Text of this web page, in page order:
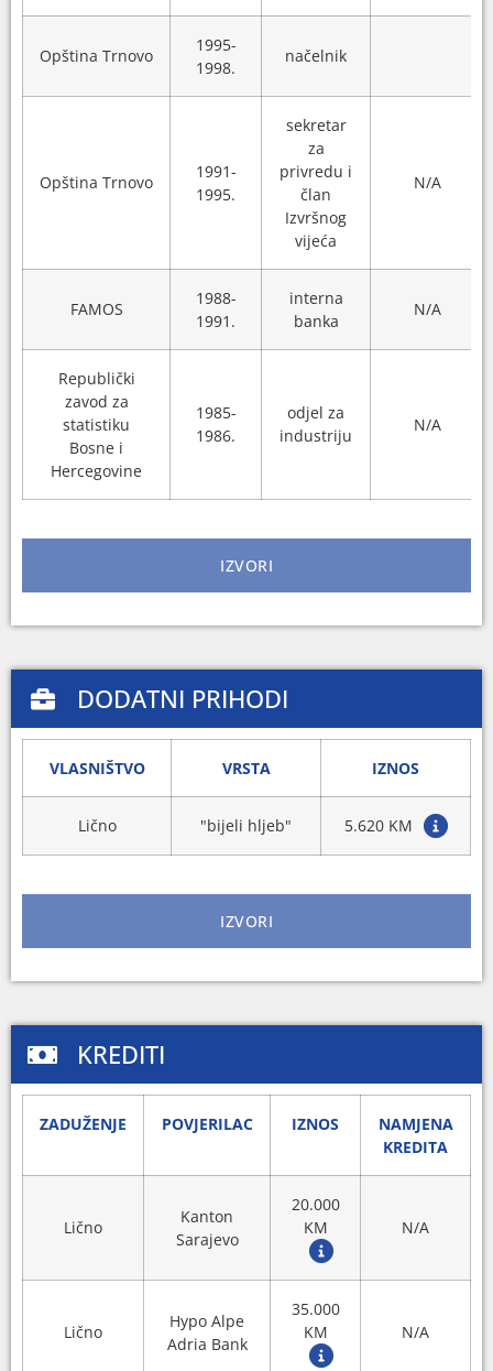
Opština Trnovo
1995-
1998.
načelnik
Opština Trnovo
1991-
1995.
sekretar
za
privredu i
član
Izvršnog
vijeća
N/A
FAMOS
1988-
1991.
interna
banka
N/A
Republički
zavod za
statistiku
Bosne i
Hercegovine
1985-
1986.
odjel za
industriju
N/A
IZVORI
DODATNI PRIHODI
VLASNIŠTVO VRSTA IZNOS
Lično "bijeli hljeb" 5.620 KM
IZVORI
KREDITI
ZADUŽENJE POVJERILAC IZNOS
NAMJENA
KREDITA
Lično
Kanton
Sarajevo
20.000
KM
N/A
Lično
Hypo Alpe
Adria Bank
35.000
KM
N/A